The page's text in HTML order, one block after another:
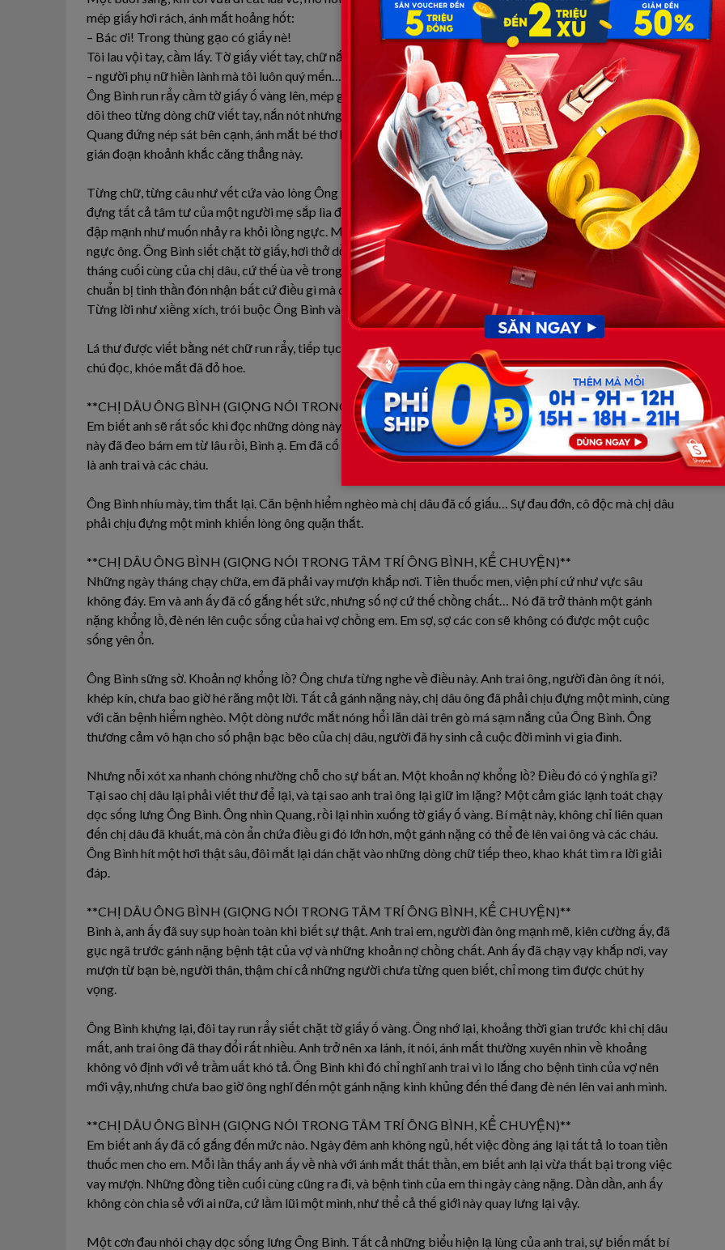
mép giấy hơi rách, ánh mắt hoảng hốt:
– Bác ơi! Trong thùng gạo có giấy nè!
Tôi lau vội tay, cầm lấy. Tờ giấy viết tay, chữ nắn nót, nét run rẩy như của người đang khóc. Là của chị dâu tôi
– người phụ nữ hiền lành mà tôi luôn quý mến…(Còn tiếp tại bình luận)
Ông Bình run rẩy cầm tờ giấy ố vàng lên, mép giấy rách đã được vuốt phẳng phiu. Đôi mắt ông căng thẳng
dõi theo từng dòng chữ viết tay, nắn nót nhưng nét chữ lại run rẩy như chính nỗi lòng của người đã khuất.
Quang đứng nép sát bên cạnh, ánh mắt bé thơ hoảng hốt xen lẫn lo lắng nhìn bác, không dám cất lời, sợ làm
gián đoạn khoảnh khắc căng thẳng này.
Từng chữ, từng câu như vết cứa vào lòng Ông Bình. Lá thư dường như đã được viết vội vàng, nhưng chứa
đựng tất cả tâm tư của một người mẹ sắp lìa đời, đầy rẫy sự bất lực và xót xa. Ông Bình cảm thấy tim mình
đập mạnh như muốn nhảy ra khỏi lồng ngực. Một dự cảm không lành, nặng trĩu ập đến, bóp nghẹt lồng
ngực ông. Ông Bình siết chặt tờ giấy, hơi thở dồn dập, những ký ức về chị dâu hiền lành, về những ngày
tháng cuối cùng của chị dâu, cứ thế ùa về trong tâm trí. Ông Bình nhắm nghiền mắt, cố gắng hít thở sâu,
chuẩn bị tinh thần đón nhận bất cứ điều gì mà chị dâu đã cố gắng gửi gắm lại. Ông mở mắt, tiếp tục đọc.
Từng lời như xiềng xích, trói buộc Ông Bình vào một bí mật mà ông chưa từng hay biết.
Lá thư được viết bằng nét chữ run rẩy, tiếp tục câu chuyện mà chị dâu ông Bình đã giữ kín. Ông Bình chăm
chú đọc, khóe mắt đã đỏ hoe.
**CHỊ DÂU ÔNG BÌNH (GIỌNG NÓI TRONG TÂM TRÍ ÔNG BÌNH, KỂ CHUYỆN)**
Em biết anh sẽ rất sốc khi đọc những dòng này. Nhưng em không còn lựa chọn nào khác… Căn bệnh quái ác
này đã đeo bám em từ lâu rồi, Bình ạ. Em đã cố gắng giấu giếm, không muốn làm mọi người lo lắng, đặc biệt
là anh trai và các cháu.
Ông Bình nhíu mày, tim thắt lại. Căn bệnh hiểm nghèo mà chị dâu đã cố giấu… Sự đau đớn, cô độc mà chị dâu
phải chịu đựng một mình khiến lòng ông quặn thắt.
**CHỊ DÂU ÔNG BÌNH (GIỌNG NÓI TRONG TÂM TRÍ ÔNG BÌNH, KỂ CHUYỆN)**
Những ngày tháng chạy chữa, em đã phải vay mượn khắp nơi. Tiền thuốc men, viện phí cứ như vực sâu
không đáy. Em và anh ấy đã cố gắng hết sức, nhưng số nợ cứ thế chồng chất… Nó đã trở thành một gánh
nặng khổng lồ, đè nén lên cuộc sống của hai vợ chồng em. Em sợ, sợ các con sẽ không có được một cuộc
sống yên ổn.
Ông Bình sững sờ. Khoản nợ khổng lồ? Ông chưa từng nghe về điều này. Anh trai ông, người đàn ông ít nói,
khép kín, chưa bao giờ hé răng một lời. Tất cả gánh nặng này, chị dâu ông đã phải chịu đựng một mình, cùng
với căn bệnh hiểm nghèo. Một dòng nước mắt nóng hổi lăn dài trên gò má sạm nắng của Ông Bình. Ông
thương cảm vô hạn cho số phận bạc bẽo của chị dâu, người đã hy sinh cả cuộc đời mình vì gia đình.
Nhưng nỗi xót xa nhanh chóng nhường chỗ cho sự bất an. Một khoản nợ khổng lồ? Điều đó có ý nghĩa gì?
Tại sao chị dâu lại phải viết thư để lại, và tại sao anh trai ông lại giữ im lặng? Một cảm giác lạnh toát chạy
dọc sống lưng Ông Bình. Ông nhìn Quang, rồi lại nhìn xuống tờ giấy ố vàng. Bí mật này, không chỉ liên quan
đến chị dâu đã khuất, mà còn ẩn chứa điều gì đó lớn hơn, một gánh nặng có thể đè lên vai ông và các cháu.
Ông Bình hít một hơi thật sâu, đôi mắt lại dán chặt vào những dòng chữ tiếp theo, khao khát tìm ra lời giải
đáp.
**CHỊ DÂU ÔNG BÌNH (GIỌNG NÓI TRONG TÂM TRÍ ÔNG BÌNH, KỂ CHUYỆN)**
Bình à, anh ấy đã suy sụp hoàn toàn khi biết sự thật. Anh trai em, người đàn ông mạnh mẽ, kiên cường ấy, đã
gục ngã trước gánh nặng bệnh tật của vợ và những khoản nợ chồng chất. Anh ấy đã chạy vạy khắp nơi, vay
mượn từ bạn bè, người thân, thậm chí cả những người chưa từng quen biết, chỉ mong tìm được chút hy
vọng.
Ông Bình khựng lại, đôi tay run rẩy siết chặt tờ giấy ố vàng. Ông nhớ lại, khoảng thời gian trước khi chị dâu
mất, anh trai ông đã thay đổi rất nhiều. Anh trở nên xa lánh, ít nói, ánh mắt thường xuyên nhìn về khoảng
không vô định với vẻ trầm uất khó tả. Ông Bình khi đó chỉ nghĩ anh trai vì lo lắng cho bệnh tình của vợ nên
mới vậy, nhưng chưa bao giờ ông nghĩ đến một gánh nặng kinh khủng đến thế đang đè nén lên vai anh mình.
**CHỊ DÂU ÔNG BÌNH (GIỌNG NÓI TRONG TÂM TRÍ ÔNG BÌNH, KỂ CHUYỆN)**
Em biết anh ấy đã cố gắng đến mức nào. Ngày đêm anh không ngủ, hết việc đồng áng lại tất tả lo toan tiền
thuốc men cho em. Mỗi lần thấy anh ấy về nhà với ánh mắt thất thần, em biết anh lại vừa thất bại trong việc
vay mượn. Những đồng tiền cuối cùng cũng ra đi, và bệnh tình của em thì ngày càng nặng. Dần dần, anh ấy
không còn chia sẻ với ai nữa, cứ lầm lũi một mình, như thể cả thế giới này quay lưng lại vậy.
Một cơn đau nhói chạy dọc sống lưng Ông Bình. Tất cả những biểu hiện lạ lùng của anh trai, sự biến mất bí